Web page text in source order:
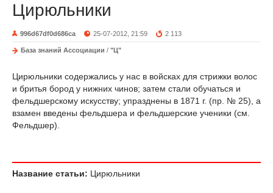
Цирюльники
996d67df0d686ca 25-07-2012, 21:59 2 113
База знаний Ассоциации / "Ц"
Цирюльники содержались у нас в войсках для стрижки волос
и бритья бород у нижних чинов; затем стали обучаться и
фельдшерскому искусству; упразднены в 1871 г. (пр. № 25), а
взамен введены фельдшера и фельдшерские ученики (см.
Фельдшер).
Название статьи: Цирюльники